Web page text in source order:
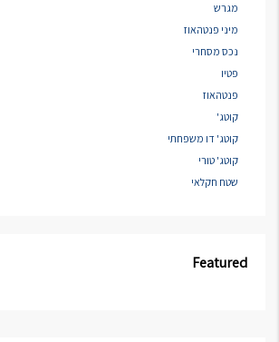
מגרש
מיני פנטהאוז
נכס מסחרי
פטיו
פנטהאוז
קוטג'
קוטג' דו משפחתי
קוטג' טורי
שטח חקלאי
Featured